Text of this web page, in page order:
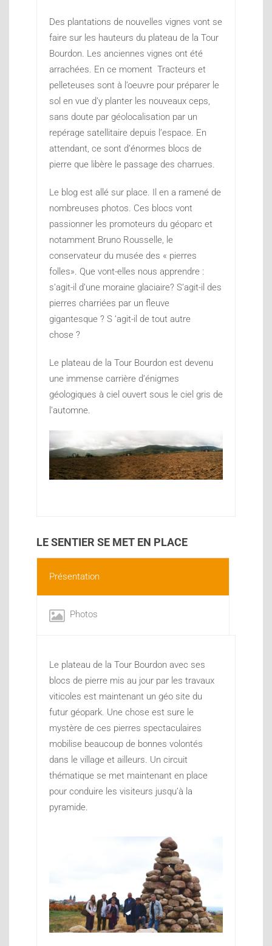
Des plantations de nouvelles vignes vont se
faire sur les hauteurs du plateau de la Tour
Bourdon. Les anciennes vignes ont été
arrachées. En ce moment Tracteurs et
pelleteuses sont à l’oeuvre pour préparer le
sol en vue d’y planter les nouveaux ceps,
sans doute par géolocalisation par un
repérage satellitaire depuis l’espace. En
attendant, ce sont d’énormes blocs de
pierre que libère le passage des charrues.
Le blog est allé sur place. Il en a ramené de
nombreuses photos. Ces blocs vont
passionner les promoteurs du géoparc et
notamment Bruno Rousselle, le
conservateur du musée des « pierres
folles». Que vont-elles nous apprendre :
s’agit-il d’une moraine glaciaire? S’agit-il des
pierres charriées par un fleuve
gigantesque ? S ‘agit-il de tout autre
chose ?
Le plateau de la Tour Bourdon est devenu
une immense carrière d’énigmes
géologiques à ciel ouvert sous le ciel gris de
l’automne.
LE SENTIER SE MET EN PLACE
Présentation
Photos
Le plateau de la Tour Bourdon avec ses
blocs de pierre mis au jour par les travaux
viticoles est maintenant un géo site du
futur géopark. Une chose est sure le
mystère de ces pierres spectaculaires
mobilise beaucoup de bonnes volontés
dans le village et ailleurs. Un circuit
thématique se met maintenant en place
pour conduire les visiteurs jusqu’à la
pyramide.